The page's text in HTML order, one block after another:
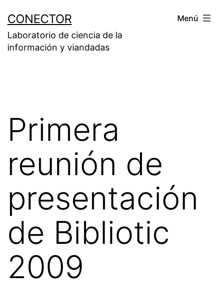
contenido
CONECTOR
Laboratorio de ciencia de la
información y viandadas
Menú
Primera
reunión de
presentación
de Bibliotic
2009